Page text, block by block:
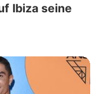
Ibiza seine